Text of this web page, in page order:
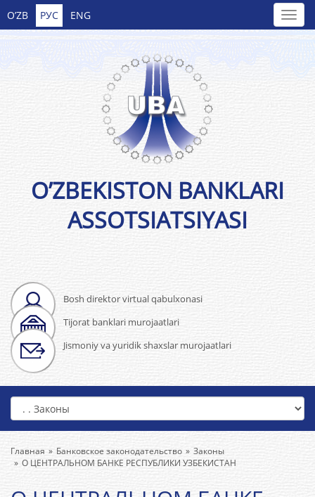
O’ZB РУС ENG
Bosh direktor virtual qabulxonasi
Tijorat banklari murojaatlari
Jismoniy va yuridik shaxslar murojaatlari
O’ZBEKISTON BANKLARI
ASSOTSIATSIYASI
Главная Банковское законодательство
Законы
О ЦЕНТРАЛЬНОМ БАНКЕ РЕСПУБЛИКИ УЗБЕКИСТАН